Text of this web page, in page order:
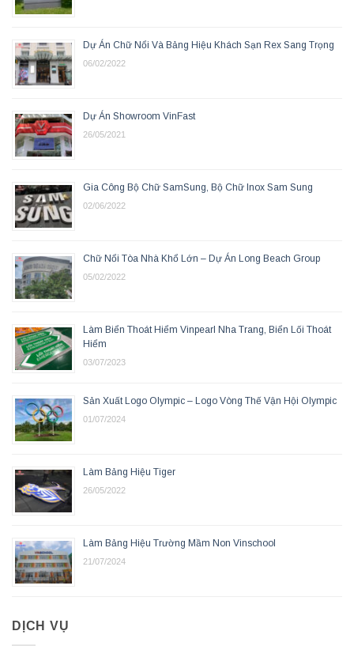
Dự Án Chữ Nổi Và Bảng Hiệu Khách Sạn Rex Sang Trọng
06/02/2022
Dự Án Showroom VinFast
26/05/2021
Gia Công Bộ Chữ SamSung, Bộ Chữ Inox Sam Sung
02/06/2022
Chữ Nổi Tòa Nhà Khổ Lớn – Dự Án Long Beach Group
05/02/2022
Làm Biển Thoát Hiểm Vinpearl Nha Trang, Biển Lối Thoát
Hiểm
03/07/2023
Sản Xuất Logo Olympic – Logo Vòng Thế Vận Hội Olympic
01/07/2024
Làm Bảng Hiệu Tiger
26/05/2022
Làm Bảng Hiệu Trường Mầm Non Vinschool
21/07/2024
DỊCH VỤ